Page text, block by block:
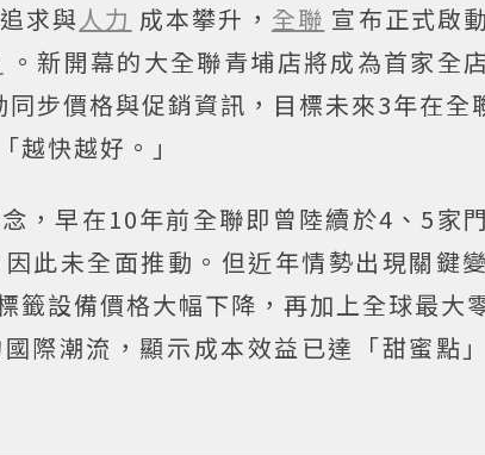
求與人力 成本攀升， 全聯 宣布正式啟
。新開幕的大全聯青埔店將成為首家全
步價格與促銷資訊，目標未來3年在全
快越好。」
，早在10年前全聯即曾陸續於4、5家
此未全面推動。但近年情勢出現關鍵
籤設備價格大幅下降，再加上全球最大
際潮流，顯示成本效益已達「甜蜜點